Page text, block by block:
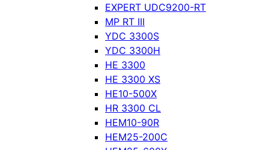
EXPERT UDC9200-RT
MP RT III
YDC 3300S
YDC 3300H
HE 3300
HE 3300 XS
HE10-500X
HR 3300 CL
HEM10-90R
HEM25-200C